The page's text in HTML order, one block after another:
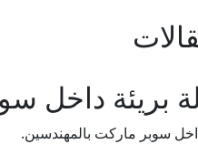
بريئة داخل
سوبر ماركت بالمهندسين.